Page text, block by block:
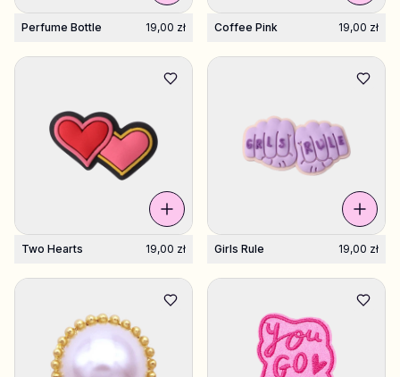
Perfume Bottle 19,00 zł Coffee Pink 19,00 zł
Two Hearts 19,00 zł Girls Rule 19,00 zł